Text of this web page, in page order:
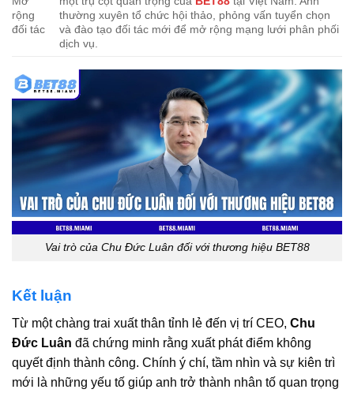
rộng
đối tác
thường xuyên tổ chức hội thảo, phỏng vấn tuyển chọn
và đào tạo đối tác mới để mở rộng mạng lưới phân phối
dịch vụ.
Vai trò của Chu Đức Luân đối với thương hiệu BET88
Kết luận
Từ một chàng trai xuất thân tỉnh lẻ đến vị trí CEO, Chu
Đức Luân đã chứng minh rằng xuất phát điểm không
quyết định thành công. Chính ý chí, tầm nhìn và sự kiên trì
mới là những yếu tố giúp anh trở thành nhân tố quan trọng